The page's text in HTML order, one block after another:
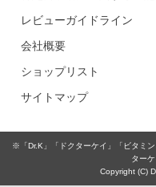
レビューガイドライン
会社概要
ショップリスト
サイトマップ
※「Dr.K」「ドクターケイ」「ビタミ
ター
Copyright (C)